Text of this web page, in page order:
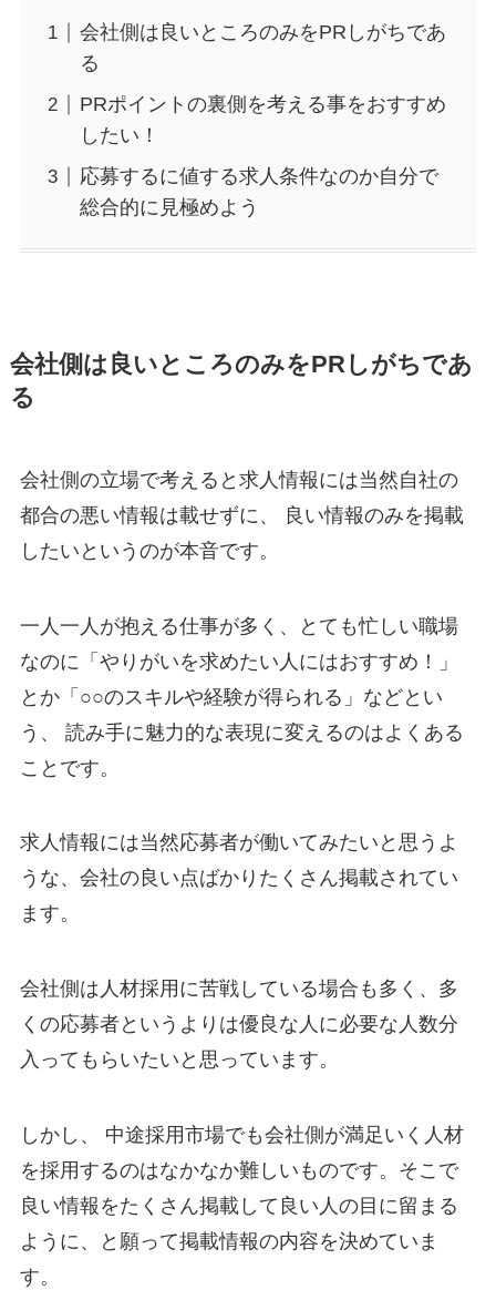
会社側は良いところのみをPRしがちであ
る
PRポイントの裏側を考える事をおすすめ
したい！
応募するに値する求人条件なのか自分で
総合的に見極めよう
会社側は良いところのみをPRしがちであ
る
会社側の立場で考えると求人情報には当然自社の
都合の悪い情報は載せずに、 良い情報のみを掲載
したいというのが本音です。
一人一人が抱える仕事が多く、とても忙しい職場
なのに「やりがいを求めたい人にはおすすめ！」
とか「○○のスキルや経験が得られる」などとい
う、 読み手に魅力的な表現に変えるのはよくある
ことです。
求人情報には当然応募者が働いてみたいと思うよ
うな、会社の良い点ばかりたくさん掲載されてい
ます。
会社側は人材採用に苦戦している場合も多く、多
くの応募者というよりは優良な人に必要な人数分
入ってもらいたいと思っています。
しかし、 中途採用市場でも会社側が満足いく人材
を採用するのはなかなか難しいものです。そこで
良い情報をたくさん掲載して良い人の目に留まる
ように、と願って掲載情報の内容を決めていま
す。